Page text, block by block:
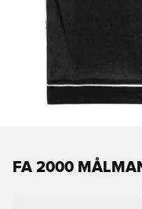
FA 2000